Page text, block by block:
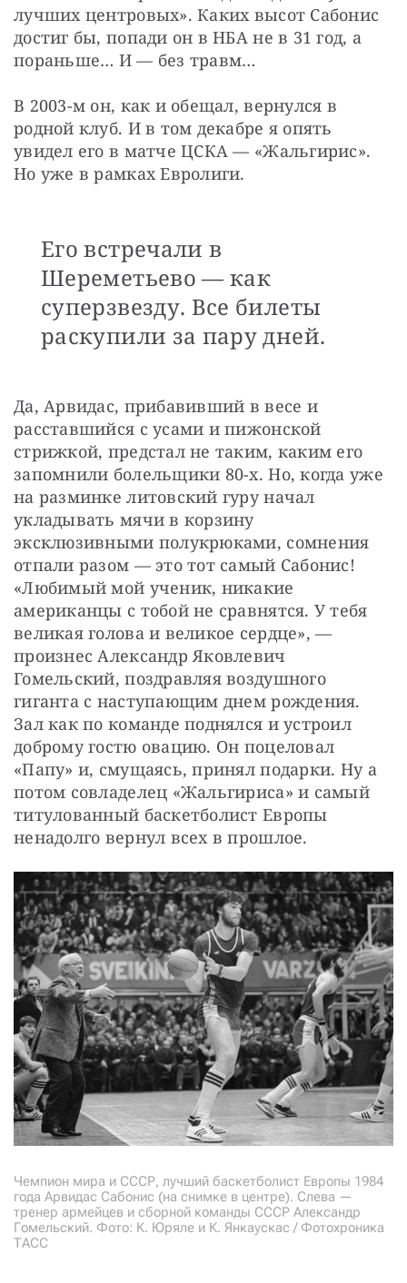
лучших центровых». Каких высот Сабонис
достиг бы, попади он в НБА не в 31 год, а
пораньше… И — без травм…
В 2003-м он, как и обещал, вернулся в
родной клуб. И в том декабре я опять
увидел его в матче ЦСКА — «Жальгирис».
Но уже в рамках Евролиги.
Его встречали в
Шереметьево — как
суперзвезду. Все билеты
раскупили за пару дней.
Да, Арвидас, прибавивший в весе и
расставшийся с усами и пижонской
стрижкой, предстал не таким, каким его
запомнили болельщики 80-х. Но, когда уже
на разминке литовский гуру начал
укладывать мячи в корзину
эксклюзивными полукрюками, сомнения
отпали разом — это тот самый Сабонис!
«Любимый мой ученик, никакие
американцы с тобой не сравнятся. У тебя
великая голова и великое сердце», —
произнес Александр Яковлевич
Гомельский, поздравляя воздушного
гиганта с наступающим днем рождения.
Зал как по команде поднялся и устроил
доброму гостю овацию. Он поцеловал
«Папу» и, смущаясь, принял подарки. Ну а
потом совладелец «Жальгириса» и самый
титулованный баскетболист Европы
ненадолго вернул всех в прошлое.
Чемпион мира и СССР, лучший баскетболист Европы 1984
года Арвидас Сабонис (на снимке в центре). Слева —
тренер армейцев и сборной команды СССР Александр
Гомельский. Фото: К. Юряле и К. Янкаускас / Фотохроника
ТАСС